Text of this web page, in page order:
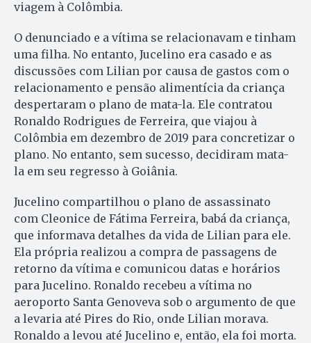
viagem à Colômbia.
O denunciado e a vítima se relacionavam e tinham
uma filha. No entanto, Jucelino era casado e as
discussões com Lilian por causa de gastos com o
relacionamento e pensão alimentícia da criança
despertaram o plano de mata-la. Ele contratou
Ronaldo Rodrigues de Ferreira, que viajou à
Colômbia em dezembro de 2019 para concretizar o
plano. No entanto, sem sucesso, decidiram mata-
la em seu regresso à Goiânia.
Jucelino compartilhou o plano de assassinato
com Cleonice de Fátima Ferreira, babá da criança,
que informava detalhes da vida de Lilian para ele.
Ela própria realizou a compra de passagens de
retorno da vítima e comunicou datas e horários
para Jucelino. Ronaldo recebeu a vítima no
aeroporto Santa Genoveva sob o argumento de que
a levaria até Pires do Rio, onde Lilian morava.
Ronaldo a levou até Jucelino e, então, ela foi morta.